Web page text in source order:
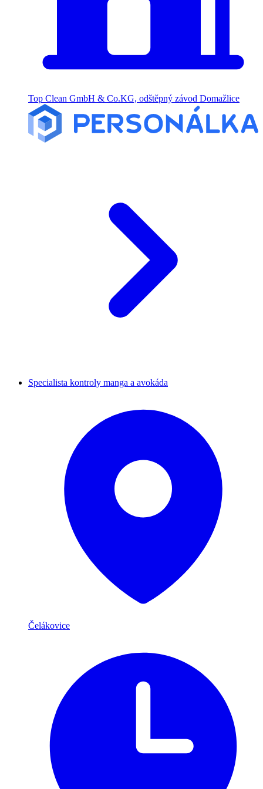
Top Clean GmbH & Co.KG, odštěpný závod Domažlice
Specialista kontroly manga a avokáda
Čelákovice